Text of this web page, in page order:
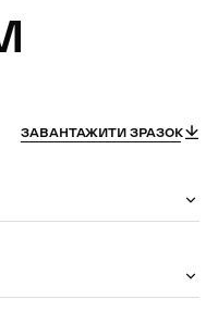
ЗАВАНТАЖИТИ ЗРАЗОК